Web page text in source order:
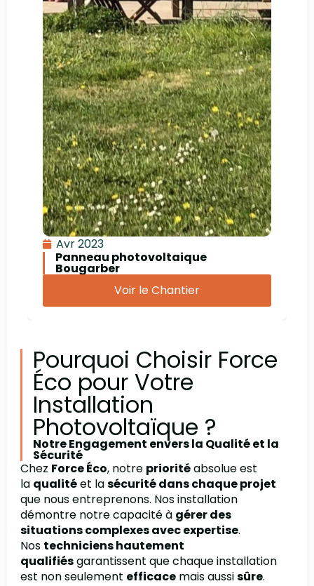
Avr 2023
Panneau photovoltaique
Bougarber
Voir le Chantier
Pourquoi Choisir Force
Éco pour Votre
Installation
Photovoltaïque ?
Notre Engagement envers la Qualité et la
Sécurité
Chez Force Éco, notre prioritéabsolue est
la qualitéet lasécurité dans chaque projet
que nous entreprenons. Nos installation
démontre notre capacité à gérer des
situations complexes avec expertise.
Nos techniciens hautement
qualifiésgarantissent que chaque installation
est non seulement efficacemais aussisûre.